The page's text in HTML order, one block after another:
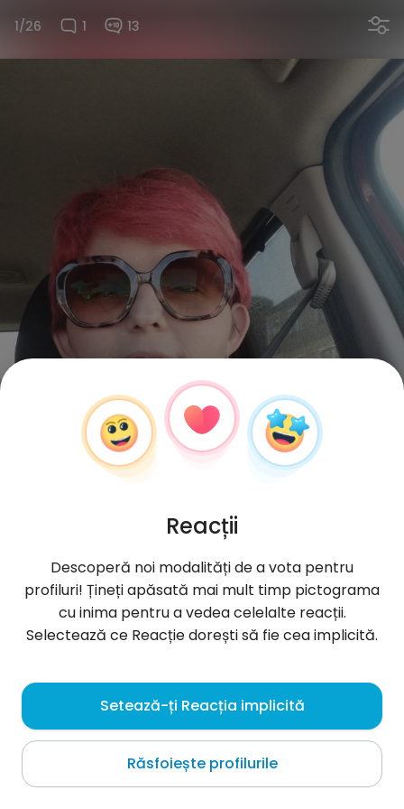
1/26 1 13
Daria , 33
Błotnica
Despre mine
Reacții
Descoperă noi modalități de a vota pentru
profiluri! Țineți apăsată mai mult timp pictograma
cu inima pentru a vedea celelalte reacții.
Selectează ce Reacție dorești să fie cea implicită.
Setează-ți Reacția implicită
Răsfoiește profilurile